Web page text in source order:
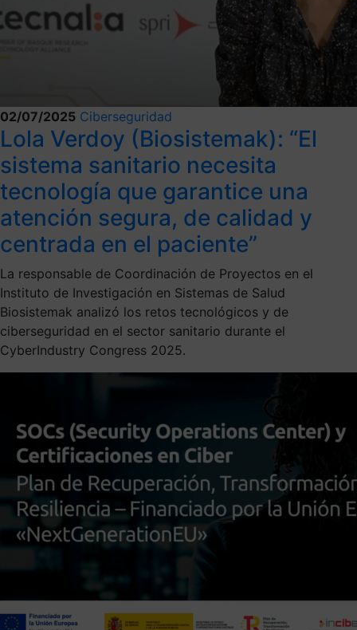
02/07/2025 Ciberseguridad
Lola Verdoy (Biosistemak): “El
sistema sanitario necesita
tecnología que garantice una
atención segura, de calidad y
centrada en el paciente”
La responsable de Coordinación de Proyectos en el
Instituto de Investigación en Sistemas de Salud
Biosistemak analizó los retos tecnológicos y de
ciberseguridad en el sector sanitario durante el
CyberIndustry Congress 2025.